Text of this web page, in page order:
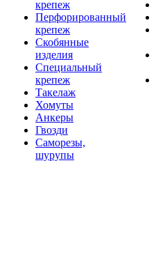
крепеж
Перфорированный
крепеж
Скобянные
изделия
Специальный
крепеж
Такелаж
Хомуты
Анкеры
Гвозди
Саморезы,
шурупы